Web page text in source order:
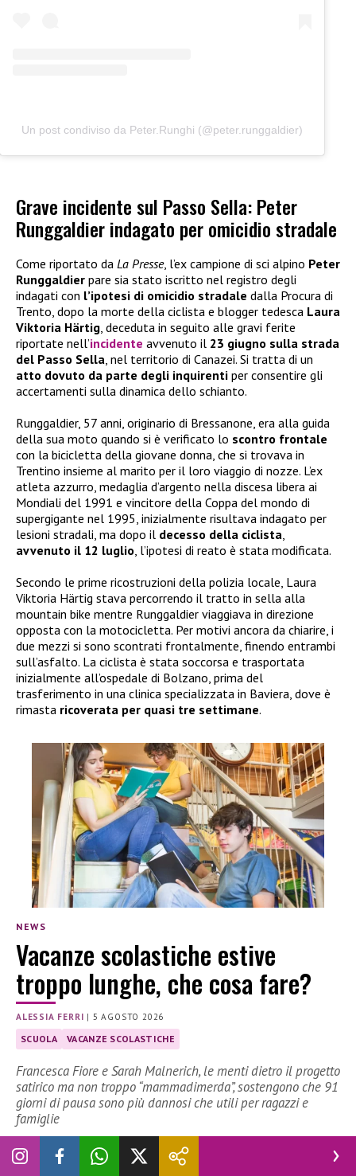
Un post condiviso da Peter.Runghi (@peter.runggaldier)
Grave incidente sul Passo Sella: Peter
Runggaldier indagato per omicidio stradale
Come riportato da La Presse, l’ex campione di sci alpino Peter
Runggaldier pare sia stato iscritto nel registro degli
indagati con l’ipotesi di omicidio stradale dalla Procura di
Trento, dopo la morte della ciclista e blogger tedesca Laura
Viktoria Härtig, deceduta in seguito alle gravi ferite
riportate nell’incidente avvenuto il 23 giugno sulla strada
del Passo Sella, nel territorio di Canazei. Si tratta di un
atto dovuto da parte degli inquirenti per consentire gli
accertamenti sulla dinamica dello schianto.
Runggaldier, 57 anni, originario di Bressanone, era alla guida
della sua moto quando si è verificato lo scontro frontale
con la bicicletta della giovane donna, che si trovava in
Trentino insieme al marito per il loro viaggio di nozze. L’ex
atleta azzurro, medaglia d’argento nella discesa libera ai
Mondiali del 1991 e vincitore della Coppa del mondo di
supergigante nel 1995, inizialmente risultava indagato per
lesioni stradali, ma dopo il decesso della ciclista,
avvenuto il 12 luglio, l’ipotesi di reato è stata modificata.
Secondo le prime ricostruzioni della polizia locale, Laura
Viktoria Härtig stava percorrendo il tratto in sella alla
mountain bike mentre Runggaldier viaggiava in direzione
opposta con la motocicletta. Per motivi ancora da chiarire, i
due mezzi si sono scontrati frontalmente, finendo entrambi
sull’asfalto. La ciclista è stata soccorsa e trasportata
inizialmente all’ospedale di Bolzano, prima del
trasferimento in una clinica specializzata in Baviera, dove è
rimasta ricoverata per quasi tre settimane.
NEWS
Vacanze scolastiche estive
troppo lunghe, che cosa fare?
ALESSIA FERRI | 5 AGOSTO 2026
SCUOLA VACANZE SCOLASTICHE
Francesca Fiore e Sarah Malnerich, le menti dietro il progetto
satirico ma non troppo “mammadimerda”, sostengono che 91
giorni di pausa sono più dannosi che utili per ragazzi e
famiglie
Le vacanze scolastiche estive troppo lunghe possono
nuocere in qualche modo ai nostri ragazzi?
Francesca Fiore